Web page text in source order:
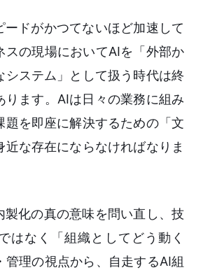
ードがかつてないほど加速して
スの現場においてAIを「外部か
システム」として扱う時代は終
ります。AIは日々の業務に組み
題を即座に解決するための「文
近な存在にならなければなりま
製化の真の意味を問い直し、技
はなく「組織としてどう動く
管理の視点から、自走するAI組